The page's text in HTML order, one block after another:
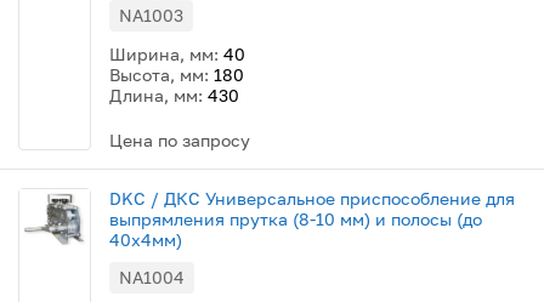
NA1003
Ширина, мм: 40
Высота, мм: 180
Длина, мм: 430
Цена по запросу
DKC / ДКС Универсальное приспособление для
выпрямления прутка (8-10 мм) и полосы (до
40х4мм)
NA1004